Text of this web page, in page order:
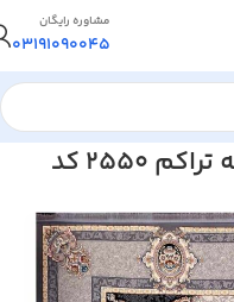
مشاوره رایگان
03191090045
فرش طرح کرشمه 700 شانه تراکم 2550 کد